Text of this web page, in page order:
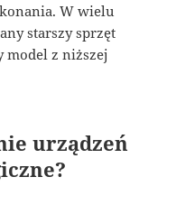
W wielu
starszy sprzęt
model z niższej
urządzeń